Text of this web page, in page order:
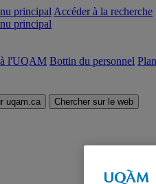
principal Accéder à la recherche
principal
l'UQAM Bottin du personnel
uqam.ca Chercher sur le web